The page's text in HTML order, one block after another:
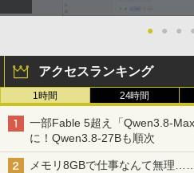
【電子書籍
5
異世界ウォ
[ あるくひと ]
るーとゅーす
セリング 自
学/WEB会議(
￥1,964
Xiaomi シャ
レスイヤホン
リング ANC
￥250
BUGS LIFE
￥250
コカ・コーラ
ベルレス
￥2,009
￥572
スーパーの裏
版ビッグガン
￥810
● ● ●
アクセスランキング
1時間 24時間
一部Fable 5超え「Qwen3.8-
に！Qwen3.8-27Bも順次
メモリ8GBで仕事なんて無理